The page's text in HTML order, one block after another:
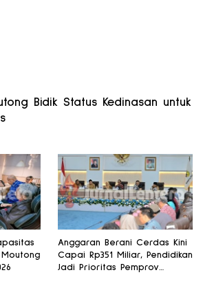
Bidik Status Kedinasan untuk
Anggaran Berani Cerdas Kini
Capai Rp351 Miliar, Pendidikan
Jadi Prioritas Pemprov